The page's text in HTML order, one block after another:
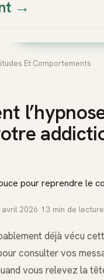
Prendre rendez-vous
→
Et Comportements
pour reprendre le
avril 2026 13 min de lecture
déjà vécu
consulter vos
vous relevez la